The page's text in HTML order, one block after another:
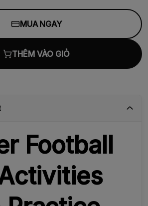
MUA NGAY
THÊM VÀO GIỎ
Football